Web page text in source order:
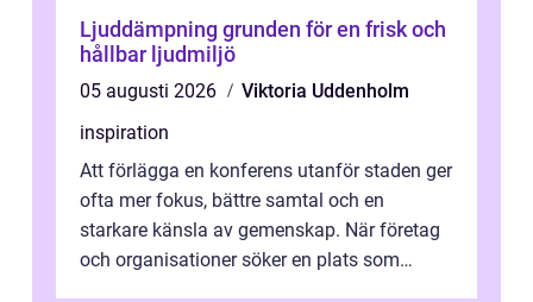
Ljuddämpning grunden för en frisk och
hållbar ljudmiljö
05 augusti 2026
Viktoria Uddenholm
inspiration
Att förlägga en konferens utanför staden ger
ofta mer fokus, bättre samtal och en
starkare känsla av gemenskap. När företag
och organisationer söker en plats som